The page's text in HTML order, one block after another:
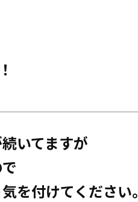
いてますが
を付けてください。